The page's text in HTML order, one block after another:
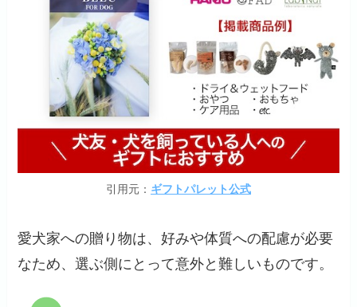
引用元： ギフトパレット公式
愛犬家への贈り物は、好みや体質への配慮が必要
なため、選ぶ側にとって意外と難しいものです。